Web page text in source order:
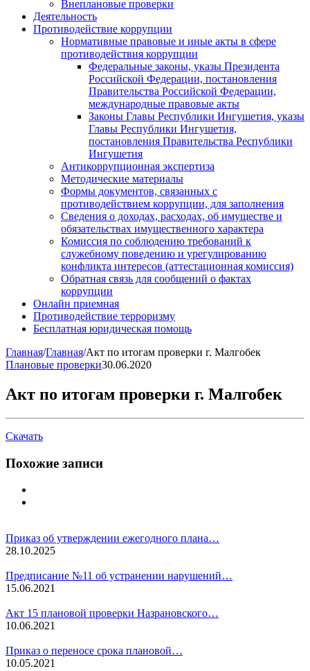
Внеплановые проверки
Деятельность
Противодействие коррупции
Нормативные правовые и иные акты в сфере
противодействия коррупции
Федеральные законы, указы Президента
Российской Федерации, постановления
Правительства Российской Федерации,
международные правовые акты
Законы Главы Республики Ингушетия, указы
Главы Республики Ингушетия,
постановления Правительства Республики
Ингушетия
Антикоррупционная экспертиза
Методические материалы
Формы документов, связанных с
противодействием коррупции, для заполнения
Сведения о доходах, расходах, об имуществе и
обязательствах имущественного характера
Комиссия по соблюдению требований к
служебному поведению и урегулированию
конфликта интересов (аттестационная комиссия)
Обратная связь для сообщений о фактах
коррупции
Онлайн приемная
Противодействие терроризму
Бесплатная юридическая помощь
Главная/Главная/Акт по итогам проверки г. Малгобек
Плановые проверки30.06.2020
Акт по итогам проверки г. Малгобек
Скачать
Похожие записи
Приказ об утверждении ежегодного плана…
28.10.2025
Предписание №11 об устранении нарушений…
15.06.2021
Акт 15 плановой проверки Назрановского…
10.06.2021
Приказ о переносе срока плановой…
10.05.2021